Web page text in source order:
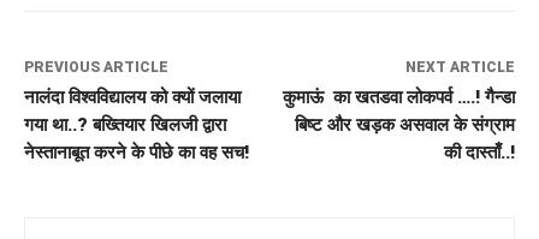
PREVIOUS ARTICLE
नालंदा विश्वविद्यालय को क्यों जलाया
गया था..? बख्तियार खिलजी द्वारा
नेस्तानाबूत करने के पीछे का वह सच!
NEXT ARTICLE
कुमाऊं का खतडवा लोकपर्व ….! गैन्डा
बिष्ट और खड़क असवाल के संग्राम
की दास्ताँ..!